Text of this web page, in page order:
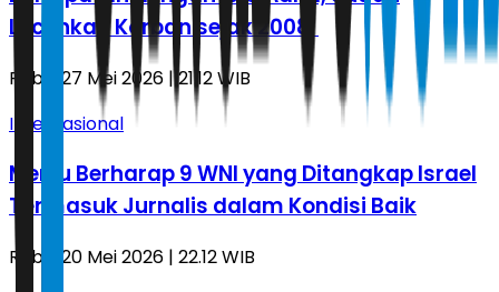
Lecehkan Korban sejak 2008
Rabu, 27 Mei 2026 | 21.12 WIB
Internasional
Menlu Berharap 9 WNI yang Ditangkap Israel
Termasuk Jurnalis dalam Kondisi Baik
Rabu, 20 Mei 2026 | 22.12 WIB